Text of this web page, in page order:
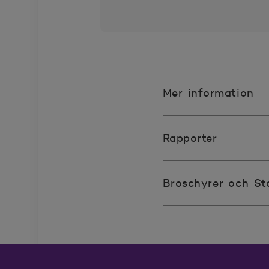
2025-09-03
2025-09-05
2025-09-08
Mer information
Rapporter
Broschyrer och